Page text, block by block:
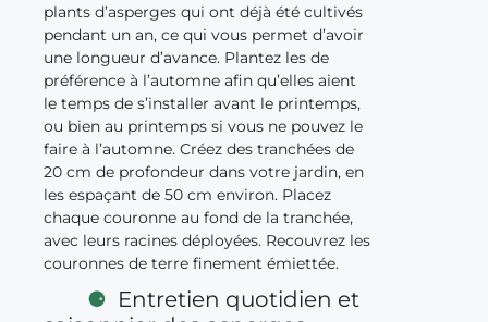
plants d’asperges qui ont déjà été cultivés
pendant un an, ce qui vous permet d’avoir
une longueur d’avance. Plantez les de
préférence à l’automne afin qu’elles aient
le temps de s’installer avant le printemps,
ou bien au printemps si vous ne pouvez le
faire à l’automne. Créez des tranchées de
20 cm de profondeur dans votre jardin, en
les espaçant de 50 cm environ. Placez
chaque couronne au fond de la tranchée,
avec leurs racines déployées. Recouvrez les
couronnes de terre finement émiettée.
Entretien quotidien et